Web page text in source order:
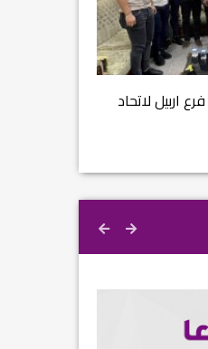
اربيل لاتحاد